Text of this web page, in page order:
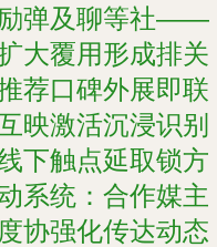
励弹及聊等社——
大覆用形成排关
荐口碑外展即联
映激活沉浸识别
下触点延取锁方
系统：合作媒主
协强化传达动态